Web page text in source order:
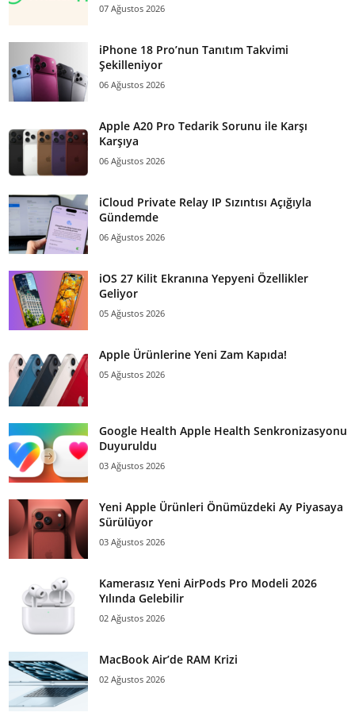
07 Ağustos 2026
iPhone 18 Pro’nun Tanıtım Takvimi
Şekilleniyor
06 Ağustos 2026
Apple A20 Pro Tedarik Sorunu ile Karşı
Karşıya
06 Ağustos 2026
iCloud Private Relay IP Sızıntısı Açığıyla
Gündemde
06 Ağustos 2026
iOS 27 Kilit Ekranına Yepyeni Özellikler
Geliyor
05 Ağustos 2026
Apple Ürünlerine Yeni Zam Kapıda!
05 Ağustos 2026
Google Health Apple Health Senkronizasyonu
Duyuruldu
03 Ağustos 2026
Yeni Apple Ürünleri Önümüzdeki Ay Piyasaya
Sürülüyor
03 Ağustos 2026
Kamerasız Yeni AirPods Pro Modeli 2026
Yılında Gelebilir
02 Ağustos 2026
MacBook Air’de RAM Krizi
02 Ağustos 2026